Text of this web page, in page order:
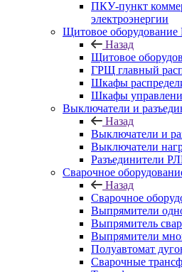
ПКУ-пункт
электроэнергии
Щитовое
Назад
Щитовое
ГРЩ главный
Шкафы
Шкафы
Выключатели и
Назад
Выключатели и
Выключатели
Разъединители
Сварочное
Назад
Сварочное
Выпрямители
Выпрямитель
Выпрямители
Полуавтомат
Сварочные